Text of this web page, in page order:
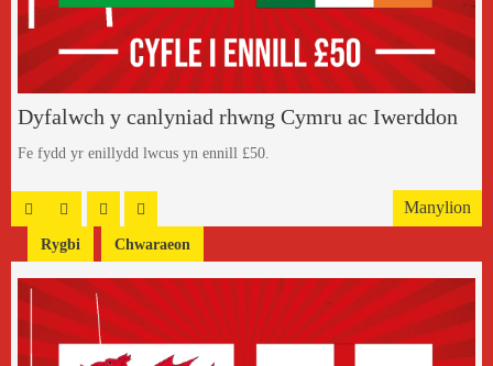
Dyfalwch y canlyniad rhwng Cymru ac Iwerddon
Fe fydd yr enillydd lwcus yn ennill £50.
Manylion
Rygbi Chwaraeon